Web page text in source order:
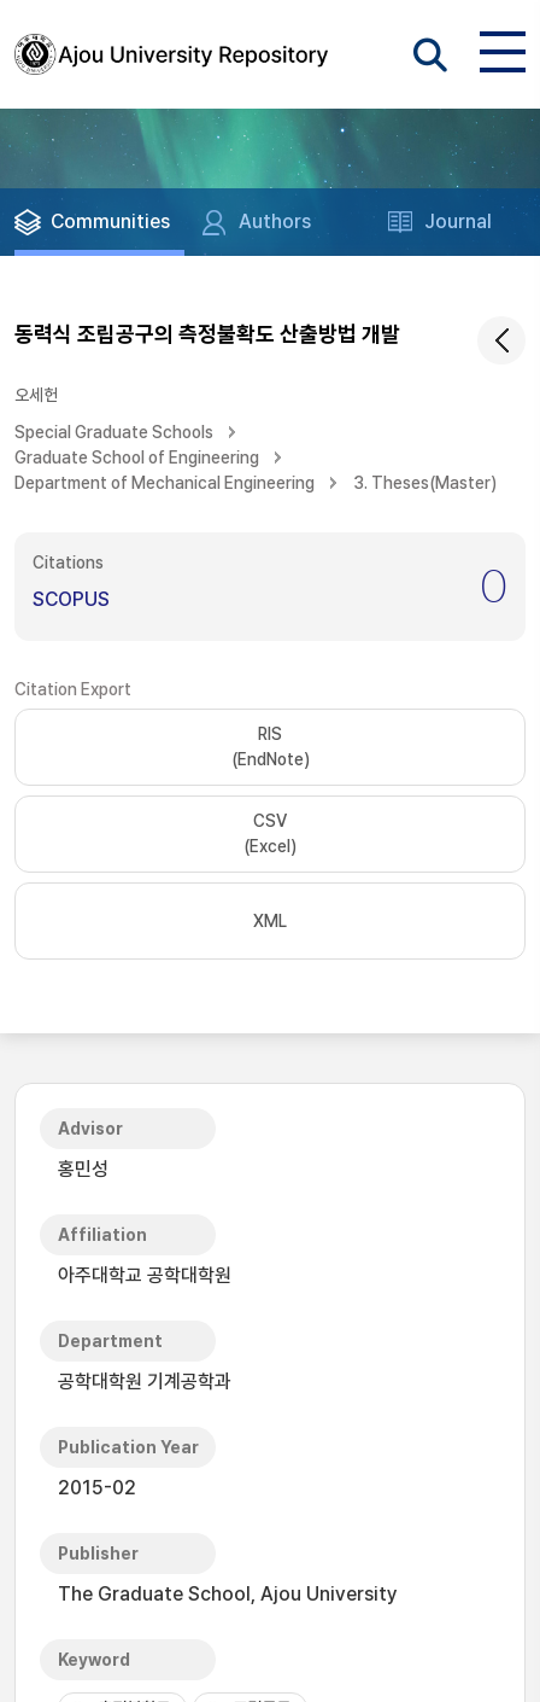
Communities Authors Journal
동력식 조립공구의 측정불확도 산출방법 개발
오세헌
Special Graduate Schools
Graduate School of Engineering
Department of Mechanical Engineering
3. Theses(Master)
Citations
SCOPUS 0
Citation Export
RIS
(EndNote)
CSV
(Excel)
XML
Advisor
홍민성
Affiliation
아주대학교 공학대학원
Department
공학대학원 기계공학과
Publication Year
2015-02
Publisher
The Graduate School, Ajou University
Keyword